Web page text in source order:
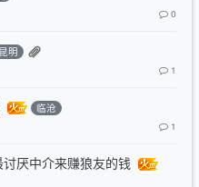
0
昆明
1
临沧
1
厌中介来赚狼友的钱